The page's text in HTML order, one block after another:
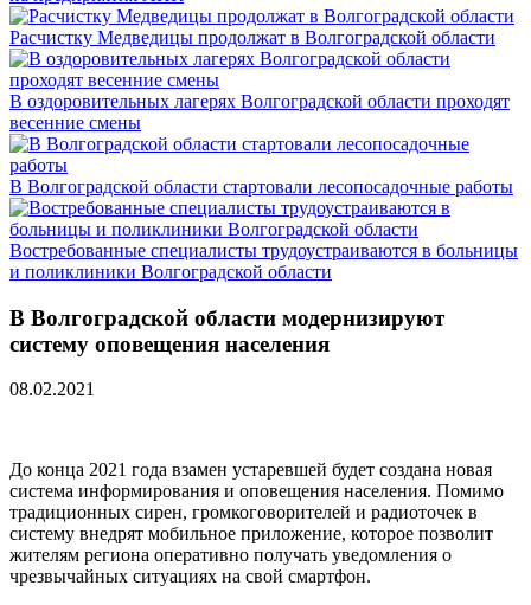
Расчистку Медведицы продолжат в Волгоградской области
В оздоровительных лагерях Волгоградской области проходят
весенние смены
В Волгоградской области стартовали лесопосадочные работы
Востребованные специалисты трудоустраиваются в больницы
и поликлиники Волгоградской области
В Волгоградской области модернизируют
систему оповещения населения
08.02.2021
До конца 2021 года взамен устаревшей будет создана новая
система информирования и оповещения населения. Помимо
традиционных сирен, громкоговорителей и радиоточек в
систему внедрят мобильное приложение, которое позволит
жителям региона оперативно получать уведомления о
чрезвычайных ситуациях на свой смартфон.